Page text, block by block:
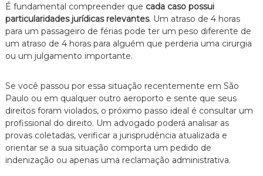
É fundamental compreender que cada caso possui
particularidades jurídicas relevantes. Um atraso de 4 horas
para um passageiro de férias pode ter um peso diferente de
um atraso de 4 horas para alguém que perderia uma cirurgia
ou um julgamento importante.
Se você passou por essa situação recentemente em São
Paulo ou em qualquer outro aeroporto e sente que seus
direitos foram violados, o próximo passo ideal é consultar um
profissional do direito. Um advogado poderá analisar as
provas coletadas, verificar a jurisprudência atualizada e
orientar se a sua situação comporta um pedido de
indenização ou apenas uma reclamação administrativa.